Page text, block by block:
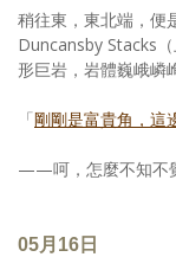
稍往東，東北端，便
Duncansby Stacks
形巨岩，岩體巍峨嶙
「剛剛是富貴角，這
——呵，怎麼不知不
05月16日